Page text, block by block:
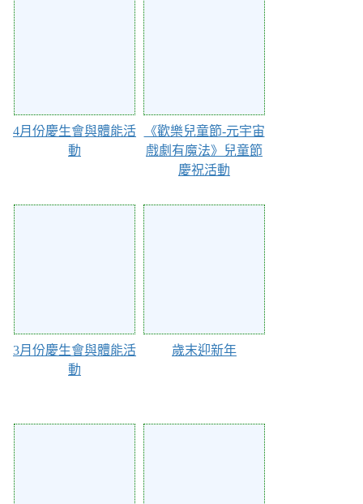
4月份慶生會與體能活
動
《歡樂兒童節-元宇宙
戲劇有魔法》兒童節
慶祝活動
3月份慶生會與體能活
動
歲末迎新年